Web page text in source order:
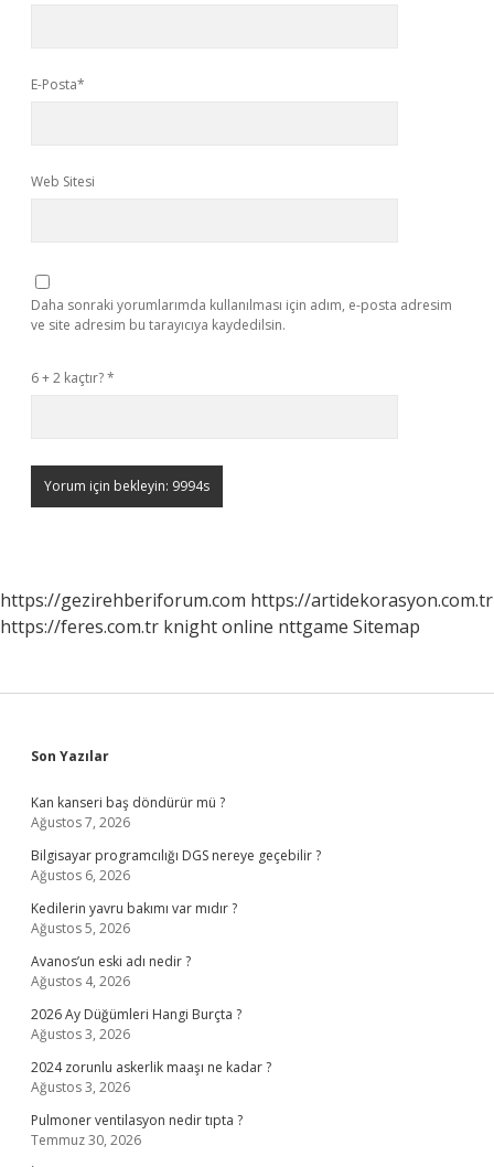
E-Posta*
Web Sitesi
Daha sonraki yorumlarımda kullanılması için adım, e-posta adresim
ve site adresim bu tarayıcıya kaydedilsin.
6 + 2 kaçtır?*
https://gezirehberiforum.com https://artidekorasyon.com.tr
https://feres.com.tr knight online nttgame Sitemap
Sidebar
Son Yazılar
Kan kanseri baş döndürür mü ?
Ağustos 7, 2026
Bilgisayar programcılığı DGS nereye geçebilir ?
Ağustos 6, 2026
Kedilerin yavru bakımı var mıdır ?
Ağustos 5, 2026
Avanos’un eski adı nedir ?
Ağustos 4, 2026
2026 Ay Düğümleri Hangi Burçta ?
Ağustos 3, 2026
2024 zorunlu askerlik maaşı ne kadar ?
Ağustos 3, 2026
Pulmoner ventilasyon nedir tıpta ?
Temmuz 30, 2026